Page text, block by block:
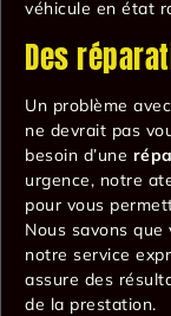
véhicule en état
Des
Un problème
ne devrait pas
besoin d’une
urgence, notre
pour vous
Nous savons
notre service
assure des
de la prestation.